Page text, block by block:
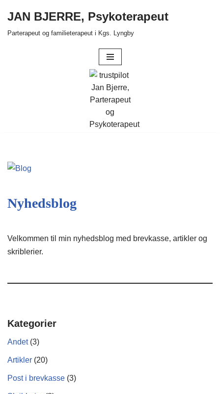
JAN BJERRE, Psykoterapeut
Parterapeut og familieterapeut i Kgs. Lyngby
Nyhedsblog
Velkommen til min nyhedsblog med brevkasse, artikler og
skriblerier.
Kategorier
Andet(3)
Artikler (20)
Post i brevkasse (3)